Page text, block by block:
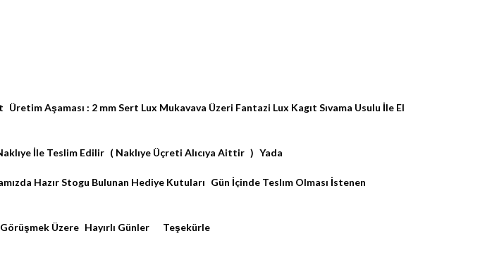
Aşaması : 2 mm Sert Lux Mukavava Üzeri Fantazi Lux Kagıt Sıvama Usulu İle El
İle Teslim Edilir ( Naklıye Üçreti Alıcıya Aittir ) Yada
Hazır Stogu Bulunan Hediye Kutuları Gün İçinde Teslım Olması İstenen
Üzere Hayırlı Günler Teşekürle